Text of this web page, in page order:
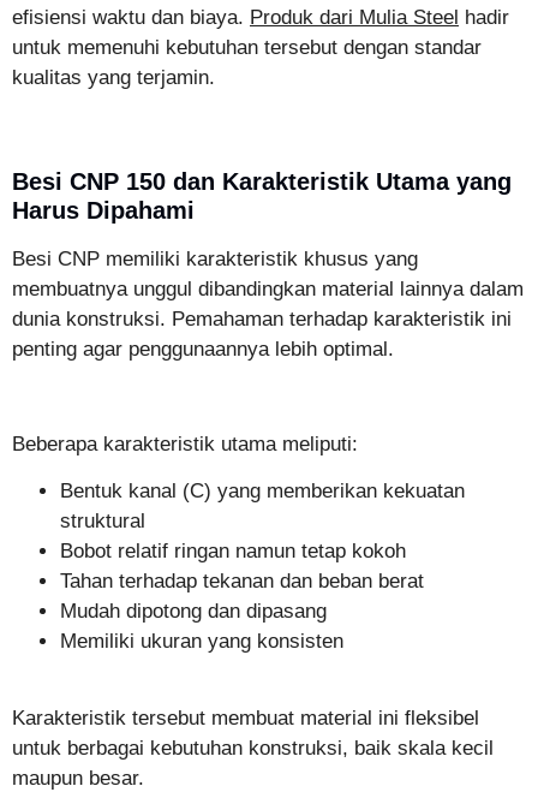
efisiensi waktu dan biaya. Produk dari Mulia Steel hadir
untuk memenuhi kebutuhan tersebut dengan standar
kualitas yang terjamin.
Besi CNP 150 dan Karakteristik Utama yang
Harus Dipahami
Besi CNP memiliki karakteristik khusus yang
membuatnya unggul dibandingkan material lainnya dalam
dunia konstruksi. Pemahaman terhadap karakteristik ini
penting agar penggunaannya lebih optimal.
Beberapa karakteristik utama meliputi:
Bentuk kanal (C) yang memberikan kekuatan
struktural
Bobot relatif ringan namun tetap kokoh
Tahan terhadap tekanan dan beban berat
Mudah dipotong dan dipasang
Memiliki ukuran yang konsisten
Karakteristik tersebut membuat material ini fleksibel
untuk berbagai kebutuhan konstruksi, baik skala kecil
maupun besar.